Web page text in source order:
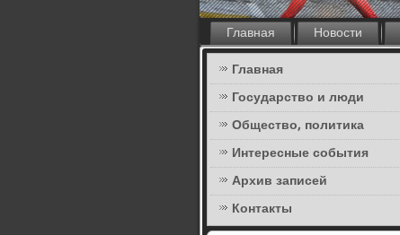
Главная Новости
Главная
Государство и люди
Общество, политика
Интересные события
Архив записей
Контакты